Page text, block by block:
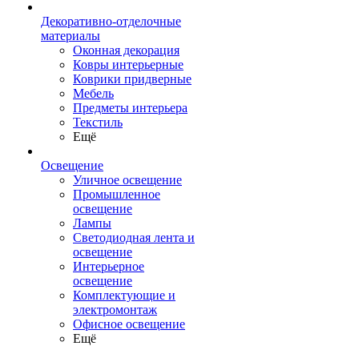
Декоративно-отделочные
материалы
Оконная декорация
Ковры интерьерные
Коврики придверные
Мебель
Предметы интерьера
Текстиль
Ещё
Освещение
Уличное освещение
Промышленное
освещение
Лампы
Светодиодная лента и
освещение
Интерьерное
освещение
Комплектующие и
электромонтаж
Офисное освещение
Ещё